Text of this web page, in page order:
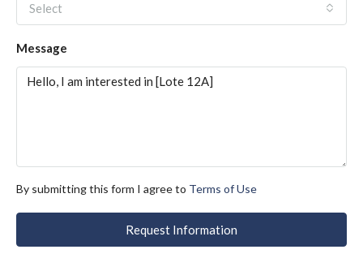
Select
Message
By submitting this form I agree to Terms of Use
Request Information